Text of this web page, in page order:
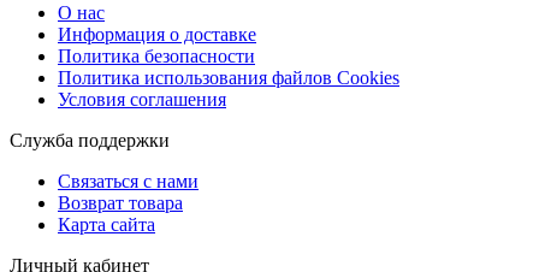
О нас
Информация о доставке
Политика безопасности
Политика использования файлов Сookies
Условия соглашения
Служба поддержки
Связаться с нами
Возврат товара
Карта сайта
Личный кабинет